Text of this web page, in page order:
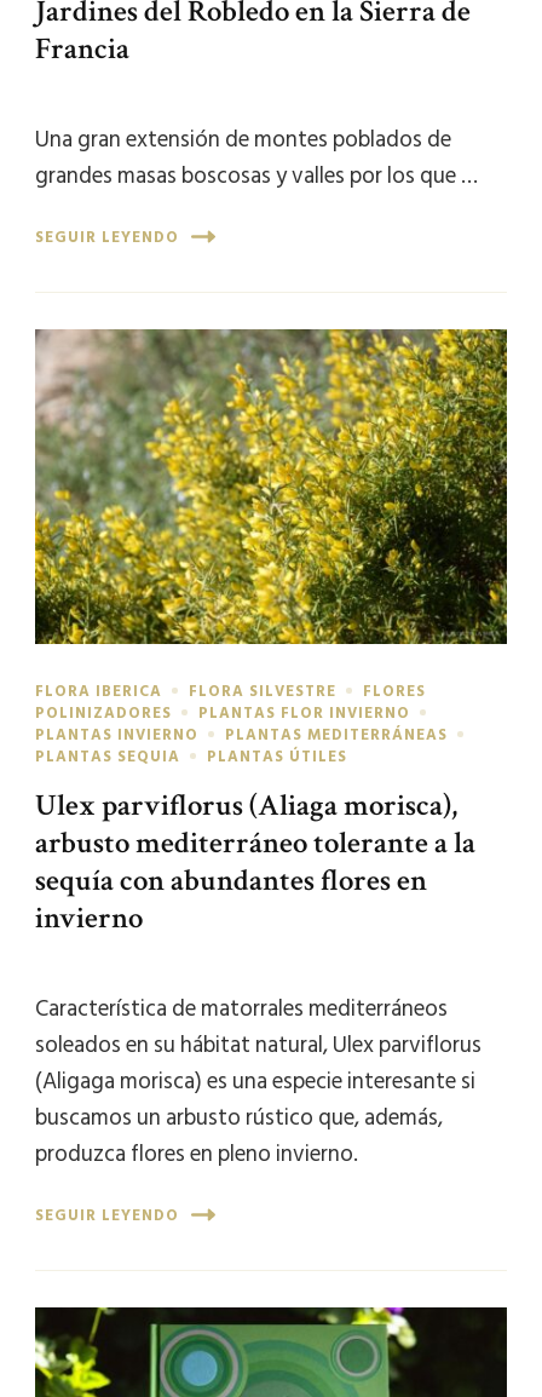
Jardines del Robledo en la Sierra de
Francia
Una gran extensión de montes poblados de
grandes masas boscosas y valles por los que …
SEGUIR LEYENDO
FLORA IBERICA FLORA SILVESTRE
FLORES
POLINIZADORES
PLANTAS FLOR INVIERNO
PLANTAS INVIERNO
PLANTAS MEDITERRÁNEAS
PLANTAS SEQUIA
PLANTAS ÚTILES
Ulex parviflorus (Aliaga morisca),
arbusto mediterráneo tolerante a la
sequía con abundantes flores en
invierno
Característica de matorrales mediterráneos
soleados en su hábitat natural, Ulex parviflorus
(Aligaga morisca) es una especie interesante si
buscamos un arbusto rústico que, además,
produzca flores en pleno invierno.
SEGUIR LEYENDO